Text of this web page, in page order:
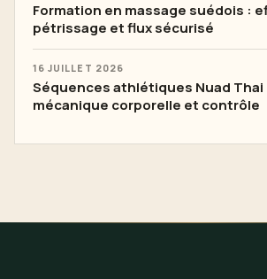
Formation en massage suédois :
pétrissage et flux sécurisé
16 JUILLET 2026
Séquences athlétiques Nuad
mécanique corporelle et contrôle